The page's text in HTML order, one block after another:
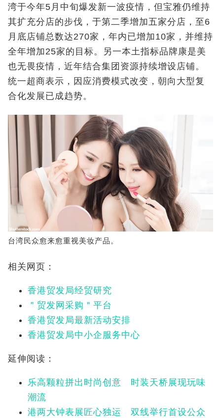
湾于今年5月中旬爆发新一波疫情，但宝雅仍维持
其扩充分店的步伐，于第二季增加五家分店，至6
月底店铺总数达270家，年内已增加10家，并维持
全年增加25家的目标。另一本土指标品牌康是美
也无畏疫情，近年结合集团资源持续增设店铺。
统一超商表示，因应消费模式改变，朝向大型复
合化发展已成趋势。
台湾民众愈来愈重视美妆产品。
相关网页：
香港贸发局经贸研究
＂贸发网采购＂平台
香港贸发局最新活动安排
香港贸发局中小企服务中心
延伸阅读：
乐高颗粒拼出时尚创意 时装天桥展现玩味
潮流
港两大钟表展匠心独运 双线举行首设公众